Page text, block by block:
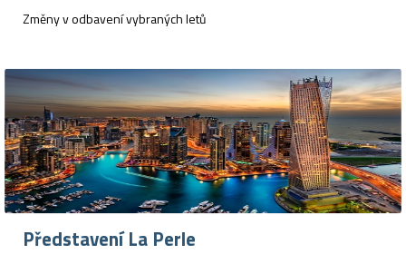
Změny v odbavení vybraných letů
Představení La Perle